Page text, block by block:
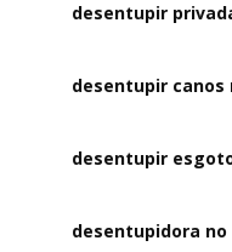
desentupir
desentupir canos
desentupir
desentupidora